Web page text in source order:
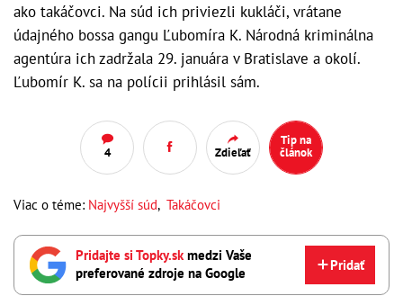
ako takáčovci. Na súd ich priviezli kukláči, vrátane
údajného bossa gangu Ľubomíra K. Národná kriminálna
agentúra ich zadržala 29. januára v Bratislave a okolí.
Ľubomír K. sa na polícii prihlásil sám.
4 Zdieľať
Tip na
článok
Viac o téme: Najvyšší súd, Takáčovci
Pridajte si Topky.skmedzi Vaše
preferované zdroje na Google
Pridať